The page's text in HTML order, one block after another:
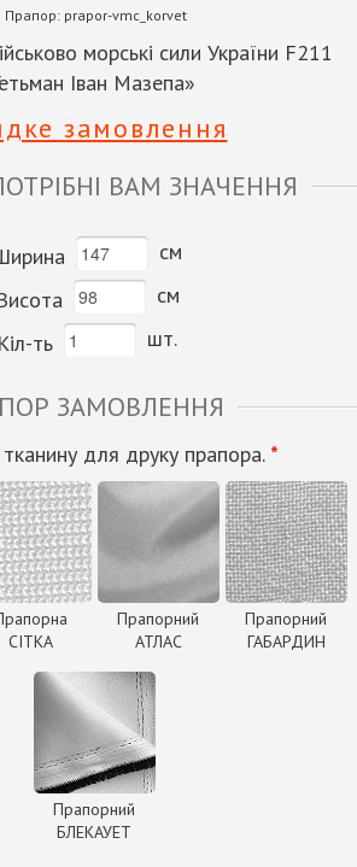
Прапор: prapor-vmc_korvet
морські сили України F211
Іван Мазепа»
замовлення
ВАМ ЗНАЧЕННЯ
см
см
Кіл-ть
шт.
ЗАМОВЛЕННЯ
тканину для друку прапора. *
СІТКА
Прапорний
АТЛАС
Прапорний
ГАБАРДИН
Прапорний
БЛЕКАУЕТ